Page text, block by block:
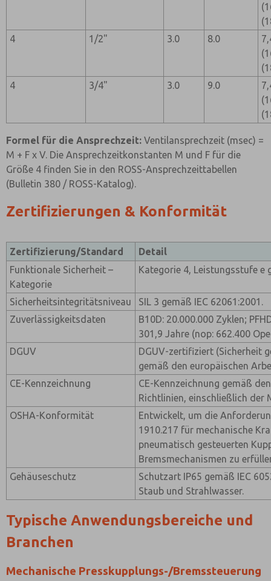
4
1/2" 3.0 8.0
4
3/4" 3.0 9.0
Formel für die Ansprechzeit: Ventilansprechzeit (msec) =
M + F x V. Die Ansprechzeitkonstanten M und F für die
Größe 4 finden Sie in den ROSS-Ansprechzeittabellen
(Bulletin 380 / ROSS-Katalog).
Zertifizierungen & Konformität
Zertifizierung/Standard
Detail
Funktionale Sicherheit –
Kategorie
Kategorie 4, Leistungsstufe e
Sicherheitsintegritätsniveau
SIL 3 gemäß IEC 62061:2001.
Zuverlässigkeitsdaten
B10D: 20.000.000 Zyklen;
301,9 Jahre (nop: 662.400
DGUV
DGUV-zertifiziert (Sicherheit
gemäß den europäischen
CE-Kennzeichnung
CE-Kennzeichnung gemäß
Richtlinien, einschließlich der
OSHA-Konformität
Entwickelt, um die
1910.217 für mechanische
pneumatisch gesteuerten
Bremsmechanismen zu
Gehäuseschutz
Schutzart IP65 gemäß IEC
Staub und Strahlwasser.
Typische Anwendungsbereiche und
Branchen
Mechanische Presskupplungs-/Bremssteuerung